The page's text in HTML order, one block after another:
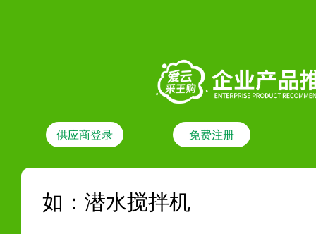
供应商登录 免费注册